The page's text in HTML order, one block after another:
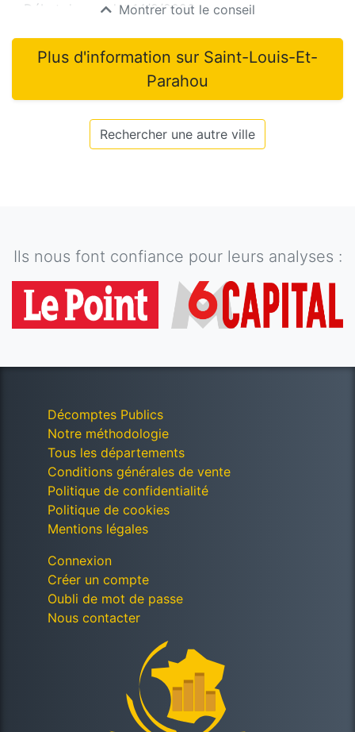
Début du mandat14/2/2026
Montrer tout le conseil
Plus d'information sur Saint-Louis-Et-
Parahou
Rechercher une autre ville
Ils nous font confiance pour leurs analyses :
Décomptes Publics
Notre méthodologie
Tous les départements
Conditions générales de vente
Politique de confidentialité
Politique de cookies
Mentions légales
Connexion
Créer un compte
Oubli de mot de passe
Nous contacter